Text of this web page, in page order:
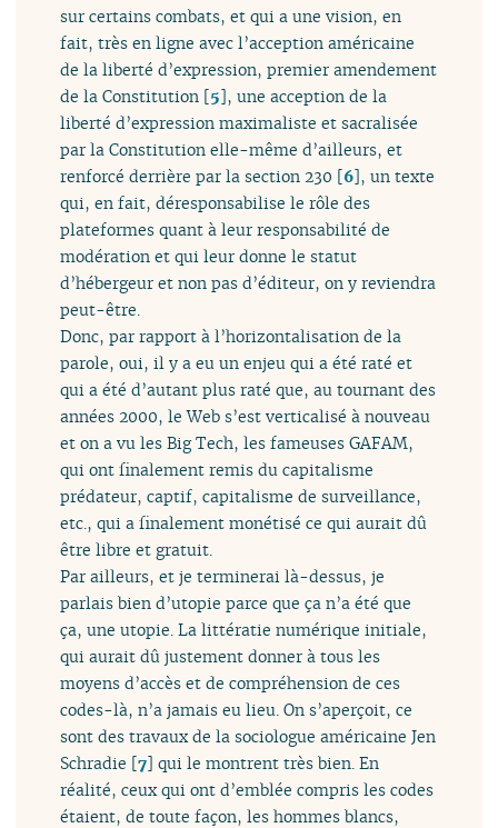
sur certains combats, et qui a une vision, en
fait, très en ligne avec l’acception américaine
de la liberté d’expression, premier amendement
de la Constitution [5], une acception de la
liberté d’expression maximaliste et sacralisée
par la Constitution elle-même d’ailleurs, et
renforcé derrière par la section 230 [6], un texte
qui, en fait, déresponsabilise le rôle des
plateformes quant à leur responsabilité de
modération et qui leur donne le statut
d’hébergeur et non pas d’éditeur, on y reviendra
peut-être.
Donc, par rapport à l’horizontalisation de la
parole, oui, il y a eu un enjeu qui a été raté et
qui a été d’autant plus raté que, au tournant des
années 2000, le Web s’est verticalisé à nouveau
et on a vu les Big Tech, les fameuses GAFAM,
qui ont finalement remis du capitalisme
prédateur, captif, capitalisme de surveillance,
etc., qui a finalement monétisé ce qui aurait dû
être libre et gratuit.
Par ailleurs, et je terminerai là-dessus, je
parlais bien d’utopie parce que ça n’a été que
ça, une utopie. La littératie numérique initiale,
qui aurait dû justement donner à tous les
moyens d’accès et de compréhension de ces
codes-là, n’a jamais eu lieu. On s’aperçoit, ce
sont des travaux de la sociologue américaine Jen
Schradie [7] qui le montrent très bien. En
réalité, ceux qui ont d’emblée compris les codes
étaient, de toute façon, les hommes blancs,